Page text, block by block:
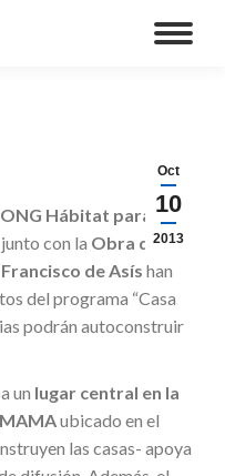
Oct
10
2013
ONG Hábitat para la
con la Obra del
de Asís han
del programa “Casa
podrán autoconstruir
un lugar central en la
ubicado en el
las casas- apoya